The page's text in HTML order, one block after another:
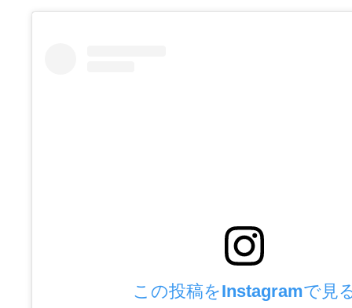
この投稿をInstagramで見